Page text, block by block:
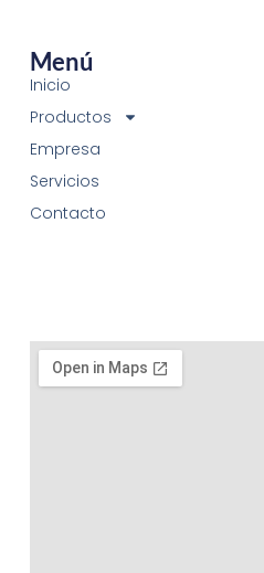
Menú
Inicio
Productos
Empresa
Servicios
Contacto